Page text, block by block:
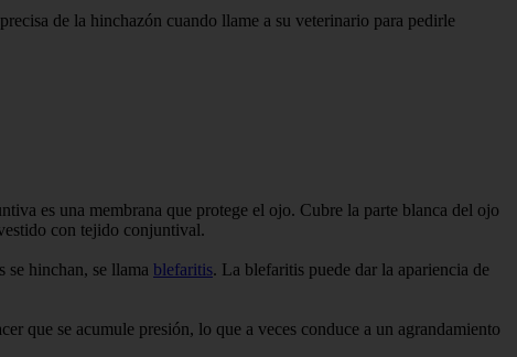
de la hinchazón cuando llame a su veterinario para pedirle
es una membrana que protege el ojo. Cubre la parte blanca del ojo
con tejido conjuntival.
se hinchan, se llama blefaritis. La blefaritis puede dar la apariencia de
que se acumule presión, lo que a veces conduce a un agrandamiento